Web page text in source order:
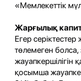
«Мемлекеттік
Жарғылық
Егер
төлемеген
жауапкершілігін
қосымша